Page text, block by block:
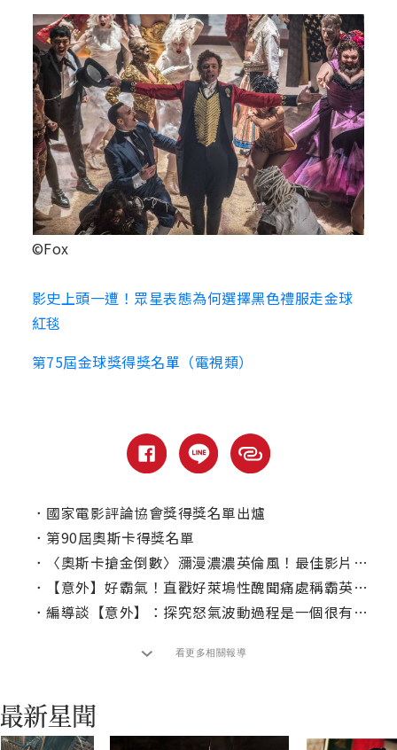
©Fox
影史上頭一遭！眾星表態為何選擇黑色禮服走金球
紅毯
第75屆金球獎得獎名單（電視類）
． 國家電影評論協會獎得獎名單出爐
． 第90屆奧斯卡得獎名單
．
〈奧斯卡搶金倒數〉瀰漫濃濃英倫風！最佳影片這部呼聲最高
．
【意外】好霸氣！直戳好萊塢性醜聞痛處稱霸英奧斯卡
． 編導談【意外】：探究怒氣波動過程是一個很有趣的想法...
看更多相關報導